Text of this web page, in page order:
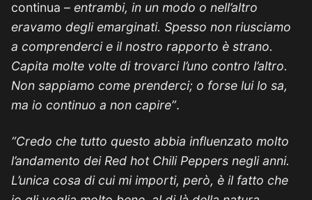
continua – entrambi, in un modo o nell’altro
eravamo degli emarginati. Spesso non riusciamo
a comprenderci e il nostro rapporto è strano.
Capita molte volte di trovarci l’uno contro l’altro.
Non sappiamo come prenderci; o forse lui lo sa,
ma io continuo a non capire”.
“Credo che tutto questo abbia influenzato molto
l’andamento dei Red hot Chili Peppers negli anni.
L’unica cosa di cui mi importi, però, è il fatto che